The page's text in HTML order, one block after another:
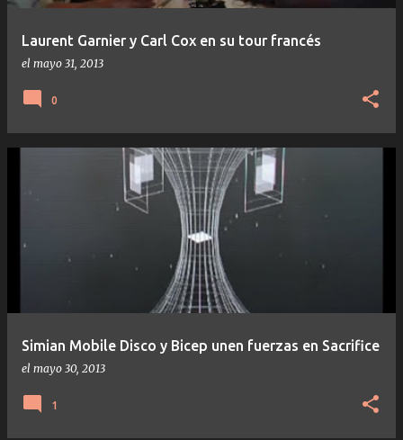
Laurent Garnier y Carl Cox en su tour francés
el mayo 31, 2013
0
Simian Mobile Disco y Bicep unen fuerzas en Sacrifice
el mayo 30, 2013
1